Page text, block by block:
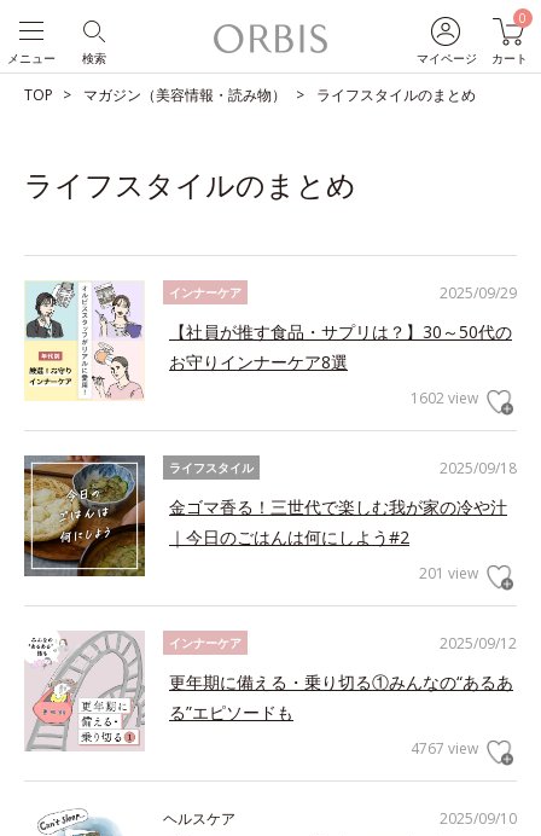
マイページ
0
カート
検索
メニュー
TOP マガジン（美容情報・読み物） ライフスタイルのまとめ
ライフスタイルのまとめ
2025/09/29
インナーケア
【社員が推す食品・サプリは？】30～50代の
お守りインナーケア8選
1602 view
2025/09/18
ライフスタイル
金ゴマ香る！三世代で楽しむ我が家の冷や汁
｜今日のごはんは何にしよう#2
201 view
2025/09/12
インナーケア
更年期に備える・乗り切る①みんなの“あるあ
る”エピソードも
4767 view
2025/09/10
ヘルスケア